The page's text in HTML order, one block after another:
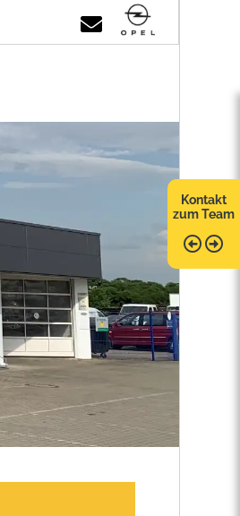
Kontakt
zum Team